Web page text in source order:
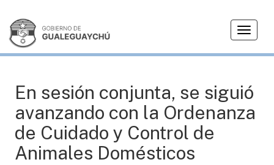
T
g
e
n
CIUDAD
En sesión conjunta, se siguió
avanzando con la Ordenanza
de Cuidado y Control de
Animales Domésticos